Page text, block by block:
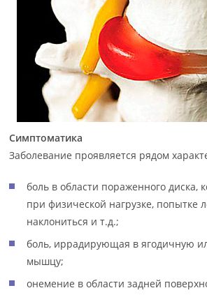
Симптоматика
Заболевание проявляется рядом
боль в области пораженного диска,
при физической нагрузке, попытке
наклониться и т.д.;
боль, иррадирующая в ягодичную
мышцу;
онемение в области задней